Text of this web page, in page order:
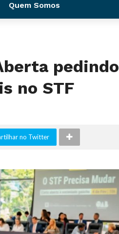
Quem Somos
pedindo
no STF
no Twitter